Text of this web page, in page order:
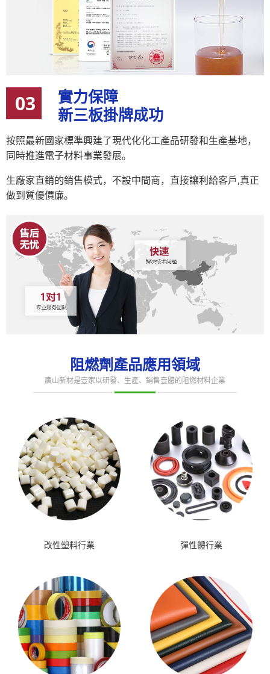
03
實力保障
新三板掛牌成功
按照最新國家標準興建了現代化化工產品研發和生產基地，
同時推進電子材料事業發展。
生廠家直銷的銷售模式，不設中間商，直接讓利給客戶,真正
做到質優價廉。
阻燃劑產品應用領域
廣山新材是壹家以研發、生產、銷售壹體的阻燃材料企業
改性塑料行業 彈性體行業